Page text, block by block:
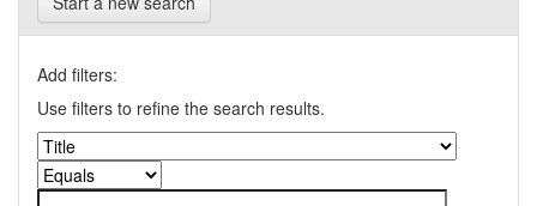
Add filters:
Use filters to refine the search results.